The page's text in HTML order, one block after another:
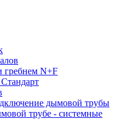
гребнем N+F
дымовой трубы
трубе - системные